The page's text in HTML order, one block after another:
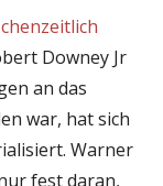
Downey Jr
an das
war, hat sich
Warner
fest daran,